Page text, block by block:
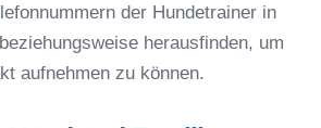
der Hundetrainer in
herausfinden, um
aufnehmen zu können.